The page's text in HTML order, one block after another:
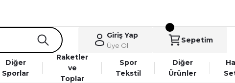
Giriş Yap
Üye Ol
Sepetim
Diğer
Sporlar
Raketler
ve
Toplar
Spor
Tekstil
Diğer
Ürünler